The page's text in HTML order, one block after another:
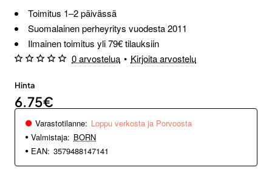
Toimitus 1–2 päivässä
Suomalainen perheyritys vuodesta 2011
Ilmainen toimitus yli 79€ tilauksiin
0 arvostelua • Kirjoita arvostelu
Hinta
6.75€
Varastotilanne: Loppu verkosta ja Porvoosta
Valmistaja: BORN
EAN: 3579488147141